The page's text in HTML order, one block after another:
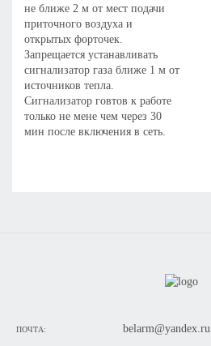
не ближе 2 м от мест подачи
приточного воздуха и
открытых форточек.
Запрещается устанавливать
сигнализатор газа ближе 1 м от
источников тепла.
Сигнализатор говтов к работе
только не мене чем через 30
мин после включения в сеть.
ПОЧТА:
belarm@yandex.ru